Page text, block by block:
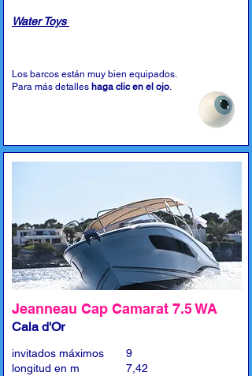
Water Toys
Los barcos están muy bien equipados.
Para más detalles haga clic en el ojo.
Jeanneau Cap Camarat 7.5 WA
Cala d'Or
invitados máximos
longitud en m
9
7,42